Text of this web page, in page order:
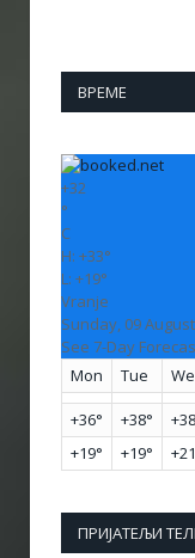
ВРЕМЕ
+32
°
C
H: +33°
L: +19°
Vranje
Sunday, 09 August
See 7-Day
Mon
Tue
+36° +38° +
+19° +19° +
ПРИЈАТЕЉИ